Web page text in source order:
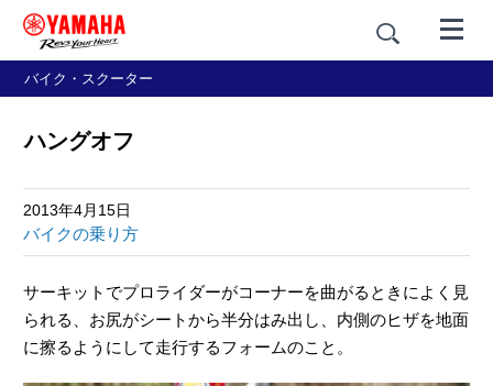
バイク・スクーター
ハングオフ
2013年4月15日
バイクの乗り方
サーキットでプロライダーがコーナーを曲がるときによく見
られる、お尻がシートから半分はみ出し、内側のヒザを地面
に擦るようにして走行するフォームのこと。